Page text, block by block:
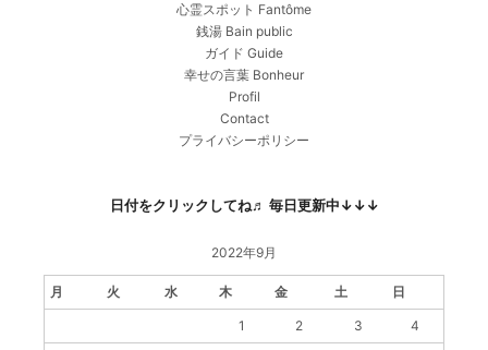
心霊スポット Fantôme
銭湯 Bain public
ガイド Guide
幸せの言葉 Bonheur
Profil
Contact
プライバシーポリシー
日付をクリックしてね♬ 毎日更新中↓↓↓
2022年9月
月 火 水 木 金 土 日
1 2 3 4